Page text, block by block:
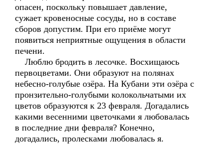
опасен, поскольку повышает давление,
сужает кровеносные сосуды, но в составе
сборов допустим. При его приёме могут
появиться неприятные ощущения в области
печени.
Люблю бродить в лесочке. Восхищаюсь
первоцветами. Они образуют на полянах
небесно-голубые озёра. На Кубани эти озёра с
пронзительно-голубыми колокольчатыми их
цветов образуются к 23 февраля. Догадались
какими весенними цветочками я любовалась
в последние дни февраля? Конечно,
догадались, пролесками любовалась я.